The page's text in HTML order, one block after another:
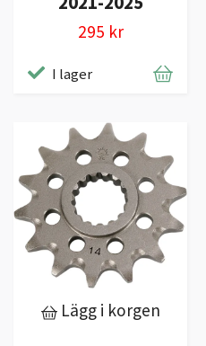
295 kr
I lager
Lägg i korgen